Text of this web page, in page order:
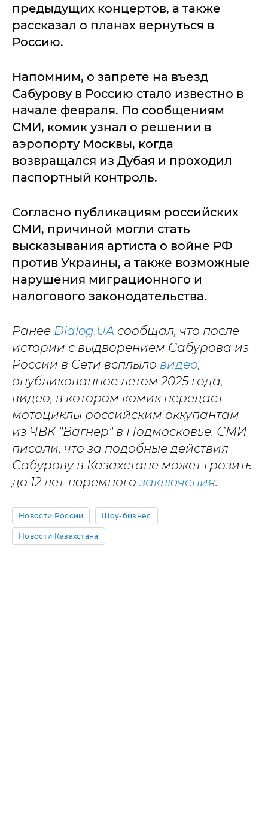
предыдущих концертов, а также
рассказал о планах вернуться в
Россию.
Напомним, о запрете на въезд
Сабурову в Россию стало известно в
начале февраля. По сообщениям
СМИ, комик узнал о решении в
аэропорту Москвы, когда
возвращался из Дубая и проходил
паспортный контроль.
Согласно публикациям российских
СМИ, причиной могли стать
высказывания артиста о войне РФ
против Украины, а также возможные
нарушения миграционного и
налогового законодательства.
Ранее Dialog.UA сообщал, что после
истории с выдворением Сабурова из
России в Сети всплыло видео,
опубликованное летом 2025 года,
видео, в котором комик передает
мотоциклы российским оккупантам
из ЧВК "Вагнер" в Подмосковье. СМИ
писали, что за подобные действия
Сабурову в Казахстане может грозить
до 12 лет тюремного заключения.
Новости России Шоу-бизнес
Новости Казахстана